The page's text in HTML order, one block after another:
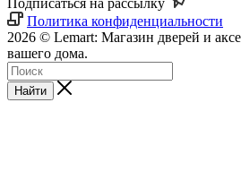
Политика конфиденциальности
2026 © Lemart: Магазин дверей и
вашего дома.
Найти